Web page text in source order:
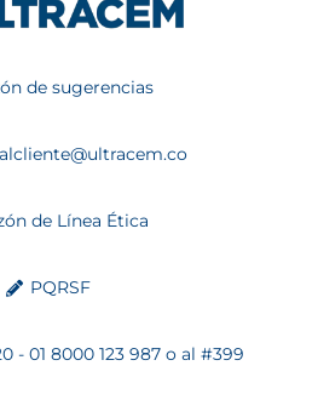
de sugerencias
de Línea Ética
PQRSF
- 01 8000 123 987 o al #399